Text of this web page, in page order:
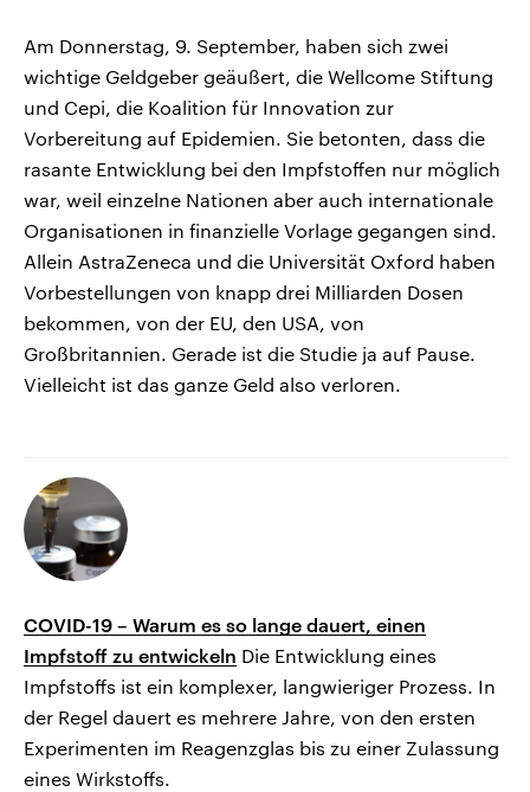
Am Donnerstag, 9. September, haben sich zwei
wichtige Geldgeber geäußert, die Wellcome Stiftung
und Cepi, die Koalition für Innovation zur
Vorbereitung auf Epidemien. Sie betonten, dass die
rasante Entwicklung bei den Impfstoffen nur möglich
war, weil einzelne Nationen aber auch internationale
Organisationen in finanzielle Vorlage gegangen sind.
Allein AstraZeneca und die Universität Oxford haben
Vorbestellungen von knapp drei Milliarden Dosen
bekommen, von der EU, den USA, von
Großbritannien. Gerade ist die Studie ja auf Pause.
Vielleicht ist das ganze Geld also verloren.
COVID-19 – Warum es so lange dauert, einen
Impfstoff zu entwickeln Die Entwicklung eines
Impfstoffs ist ein komplexer, langwieriger Prozess. In
der Regel dauert es mehrere Jahre, von den ersten
Experimenten im Reagenzglas bis zu einer Zulassung
eines Wirkstoffs.